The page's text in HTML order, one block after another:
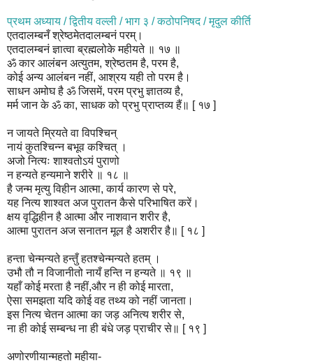
प्रथम अध्याय / द्वितीय वल्ली / भाग ३ / कठोपनिषद / मृदुल कीर्ति
एतदालम्बनँ श्रेष्ठमेतदालम्बनं परम्।
एतदालम्बनं ज्ञात्वा ब्रह्मलोके महीयते ॥ १७ ॥
ॐ कार आलंबन अत्युतम, श्रेष्ठतम है, परम है,
कोई अन्य आलंबन नहीं, आश्रय यही तो परम है।
साधन अमोघ है ॐ जिसमें, परम प्रभु ज्ञातव्य है,
मर्म जान के ॐ का, साधक को प्रभु प्राप्तव्य हैं॥ [ १७ ]
न जायते म्रियते वा विपश्चिन्
नायं कुतश्चिन्न बभूव कश्चित् ।
अजो नित्यः शाश्वतोऽयं पुराणो
न हन्यते हन्यमाने शरीरे ॥ १८ ॥
है जन्म मृत्यु विहीन आत्मा, कार्य कारण से परे,
यह नित्य शाश्वत अज पुरातन कैसे परिभाषित करें।
क्षय वृद्धिहीन है आत्मा और नाशवान शरीर है,
आत्मा पुरातन अज सनातन मूल है अशरीर है॥ [ १८ ]
हन्ता चेन्मन्यते हन्तुँ हतश्चेन्मन्यते हतम् ।
उभौ तौ न विजानीतो नायँ हन्ति न हन्यते ॥ १९ ॥
यहाँ कोई मरता है नहीं,और न ही कोई मारता,
ऐसा समझता यदि कोई वह तथ्य को नहीं जानता।
इस नित्य चेतन आत्मा का जड़ अनित्य शरीर से,
ना ही कोई सम्बन्ध ना ही बंधे जड़ प्राचीर से॥ [ १९ ]
अणोरणीयान्महतो महीया-